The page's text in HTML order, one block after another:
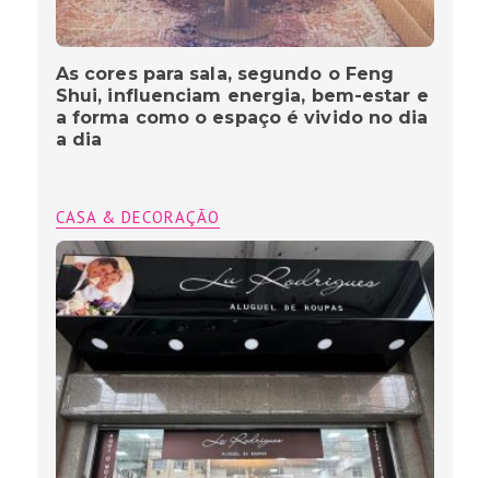
As cores para sala, segundo o Feng
Shui, influenciam energia, bem-estar e
a forma como o espaço é vivido no dia
a dia
CASA & DECORAÇÃO